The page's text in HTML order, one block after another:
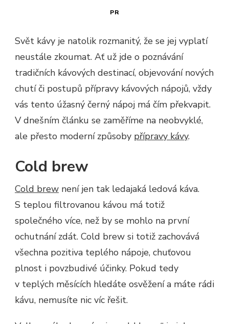
PR
Svět kávy je natolik rozmanitý, že se jej vyplatí
neustále zkoumat. Ať už jde o poznávání
tradičních kávových destinací, objevování nových
chutí či postupů přípravy kávových nápojů, vždy
vás tento úžasný černý nápoj má čím překvapit.
V dnešním článku se zaměříme na neobvyklé,
ale přesto moderní způsoby přípravy kávy.
Cold brew
Cold brew není jen tak ledajaká ledová káva.
S teplou filtrovanou kávou má totiž
společného více, než by se mohlo na první
ochutnání zdát. Cold brew si totiž zachovává
všechna pozitiva teplého nápoje, chuťovou
plnost i povzbudivé účinky. Pokud tedy
v teplých měsících hledáte osvěžení a máte rádi
kávu, nemusíte nic víc řešit.